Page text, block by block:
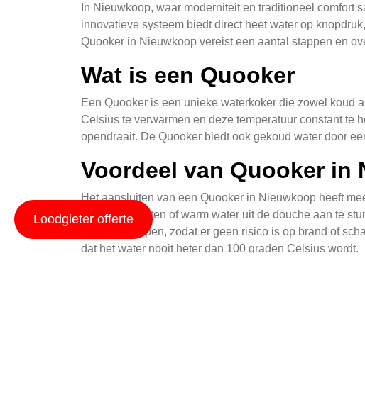
In Nieuwkoop, waar moderniteit en traditioneel
innovatieve systeem biedt direct heet water op
Quooker in Nieuwkoop vereist een aantal stappen en
Wat is een Quooker
Een Quooker is een unieke waterkoker die zowel koud
Celsius te verwarmen en deze temperatuur constant te
opendraait. De Quooker biedt ook gekoud water door
Voordeel van Quooker in
Het aansluiten van een Quooker in Nieuwkoop heeft
water te wachten of warm water uit de douche aan te
veilig ontworpen, zodat er geen risico is op brand of
dat het water nooit heter dan 100 graden Celsius wordt.
Loodgieter offerte